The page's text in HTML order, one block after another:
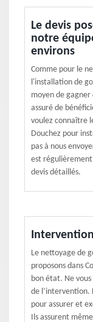
Le devis
notre
environs
Comme pour le
l'installation de
moyen de
assuré de
voulez connaître
Douchez pour
pas à nous
est régulièrement
devis détaillés.
Le nettoyage de
proposons dans
bon état. Ne vous
de l’intervention.
pour assurer et
Ils assurent